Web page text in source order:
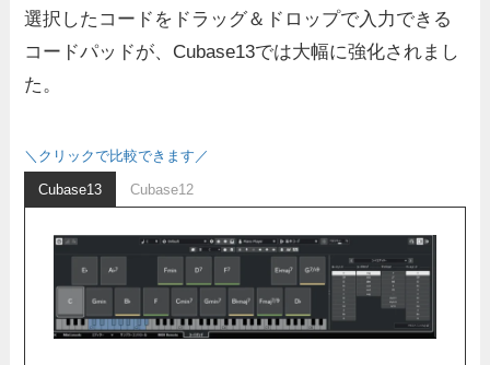
選択したコードをドラッグ＆ドロップで入力できる
コードパッドが、Cubase13では大幅に強化されまし
た。
＼クリックで比較できます／
Cubase13 Cubase12